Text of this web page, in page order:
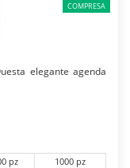
COMPRESA
elegante agenda
pz
1000 pz